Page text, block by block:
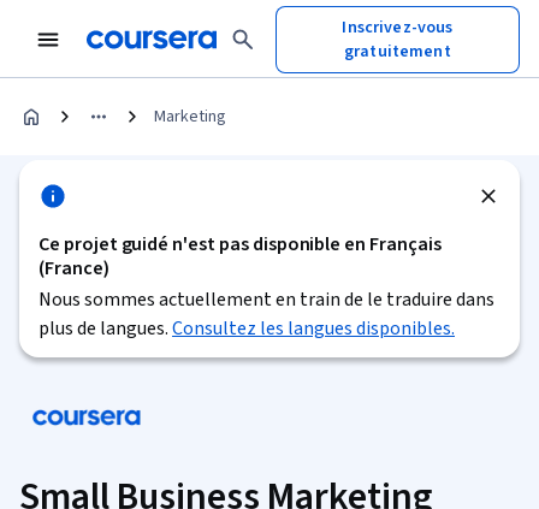
Inscrivez-vous
gratuitement
Marketing
Ce projet guidé n'est pas disponible en Français
(France)
Nous sommes actuellement en train de le traduire dans
plus de langues.Consultez les langues disponibles.
Small Business Marketing